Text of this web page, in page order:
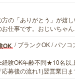
方の「ありがとう」が嬉
お仕事です。おじいちゃ
OK / ブランクOK / パソ
経験OK年齢不問★10名以
募後の流れ1)翌営業日